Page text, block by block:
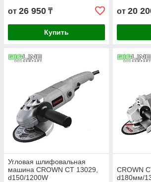
от 26 950 ₸
Купить
от 20
Угловая шлифовальная
машина CROWN СТ 13029,
d150/1200W
CROWN
d180мм/